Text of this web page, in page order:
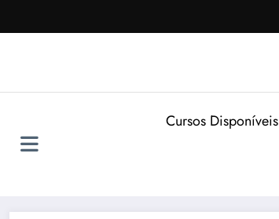
para
Cursos Disponíveis